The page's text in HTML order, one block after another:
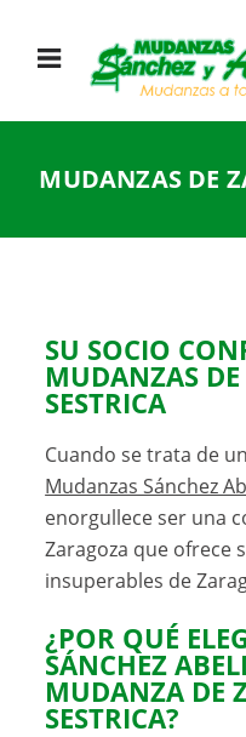
MUDANZAS DE
SU SOCIO
MUDANZAS
SESTRICA
Cuando se trata de
Mudanzas Sánchez
enorgullece ser una
Zaragoza que ofrece
insuperables de
¿POR QUÉ
SÁNCHEZ
MUDANZA DE
SESTRICA?